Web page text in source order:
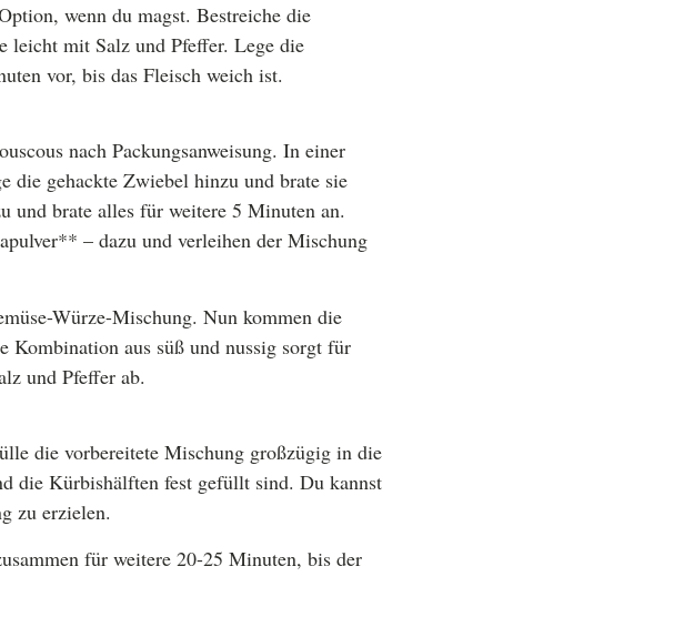
wenn du magst. Bestreiche die
leicht mit Salz und Pfeffer. Lege die
vor, bis das Fleisch weich ist.
nach Packungsanweisung. In einer
die gehackte Zwiebel hinzu und brate sie
und brate alles für weitere 5 Minuten an.
– dazu und verleihen der Mischung
Würze-Mischung. Nun kommen die
Kombination aus süß und nussig sorgt für
und Pfeffer ab.
die vorbereitete Mischung großzügig in die
die Kürbishälften fest gefüllt sind. Du kannst
zu erzielen.
für weitere 20-25 Minuten, bis der